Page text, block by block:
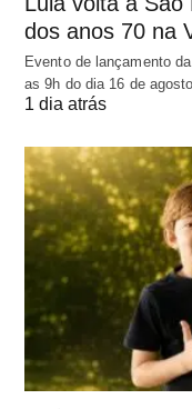
dos anos 70 na
Evento de lançamento
as 9h do dia 16 de
1 dia atrás